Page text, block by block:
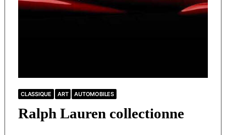
CLASSIQUE ART AUTOMOBILES
Ralph Lauren collectionne